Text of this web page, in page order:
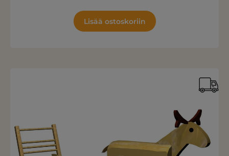
Lisää ostoskoriin